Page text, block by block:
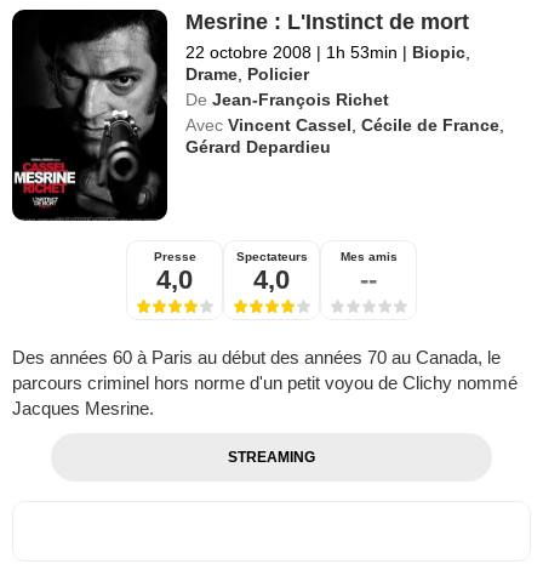
Mesrine : L'Instinct de mort
22 octobre 2008 | 1h 53min | Biopic
Drame Policier
De Jean-François Richet
Avec Vincent Cassel ,Cécile de France
Gérard Depardieu
Presse
4,0
Spectateurs
4,0
Mes amis
--
Des années 60 à Paris au début des années 70 au Canada, le
parcours criminel hors norme d'un petit voyou de Clichy nommé
Jacques Mesrine.
STREAMING